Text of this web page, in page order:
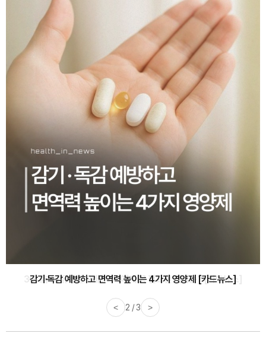
감기·독감 예방하고 면역력 높이는 4가지 영양제 [카드뉴스]
< 3 / 3 >